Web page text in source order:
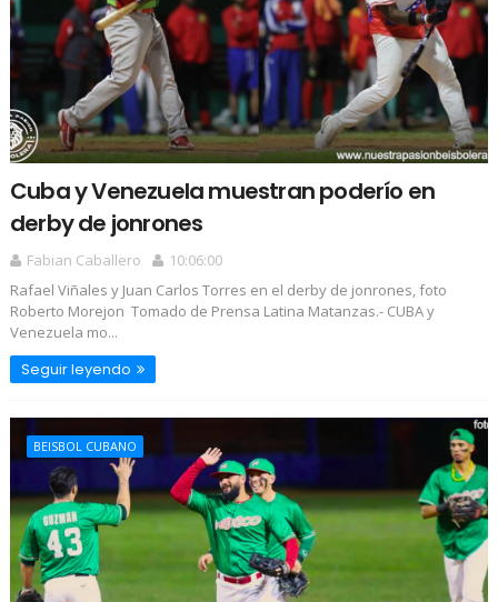
Cuba y Venezuela muestran poderío en
derby de jonrones
Fabian Caballero
10:06:00
Rafael Viñales y Juan Carlos Torres en el derby de jonrones, foto
Roberto Morejon Tomado de Prensa Latina Matanzas.- CUBA y
Venezuela mo...
Seguir leyendo
BEISBOL CUBANO